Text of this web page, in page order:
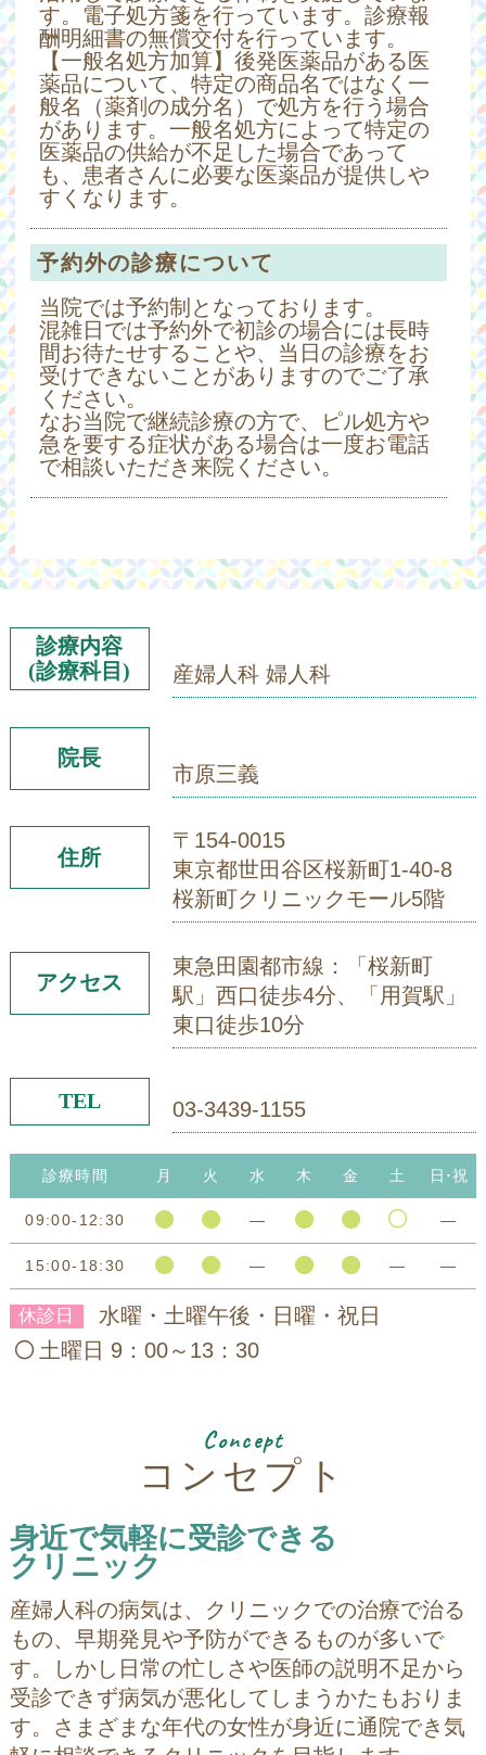
す。電子処方箋を行っています。診療報
酬明細書の無償交付を行っています。
【一般名処方加算】後発医薬品がある医
薬品について、特定の商品名ではなく一
般名（薬剤の成分名）で処方を行う場合
があります。一般名処方によって特定の
医薬品の供給が不足した場合であって
も、患者さんに必要な医薬品が提供しや
すくなります。
予約外の診療について
当院では予約制となっております。
混雑日では予約外で初診の場合には長時
間お待たせすることや、当日の診療をお
受けできないことがありますのでご了承
ください。
なお当院で継続診療の方で、ピル処方や
急を要する症状がある場合は一度お電話
で相談いただき来院ください。
診療内容
(診療科目)
産婦人科 婦人科
院長
市原三義
住所
〒154-0015
東京都世田谷区桜新町1-40-8
桜新町クリニックモール5階
アクセス
東急田園都市線：「桜新町
駅」西口徒歩4分、「用賀駅」
東口徒歩10分
TEL 03-3439-1155
診療時間 月 火 水 木 金 土 日･祝
09:00-12:30 ― ―
15:00-18:30 ― ― ―
休診日
水曜・土曜午後・日曜・祝日
土曜日 9：00～13：30
Concept
コンセプト
身近で気軽に受診できる
クリニック
産婦人科の病気は、クリニックでの治療で治る
もの、早期発見や予防ができるものが多いで
す。しかし日常の忙しさや医師の説明不足から
受診できず病気が悪化してしまうかたもおりま
す。さまざまな年代の女性が身近に通院でき気